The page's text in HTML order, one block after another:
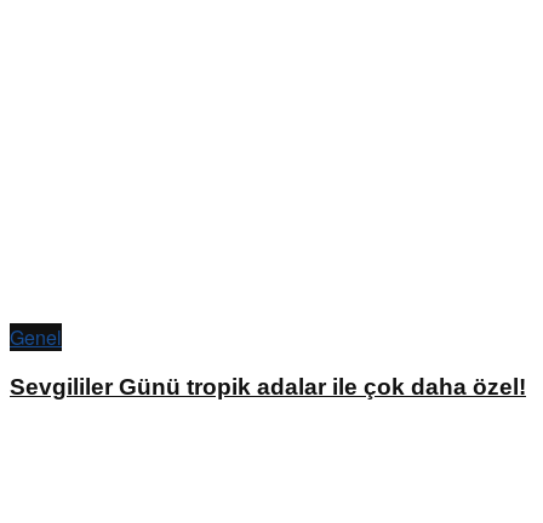
Genel
Sevgililer Günü tropik adalar ile çok daha özel!